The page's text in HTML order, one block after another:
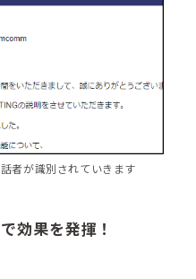
者が識別されていきます
効果を発揮！